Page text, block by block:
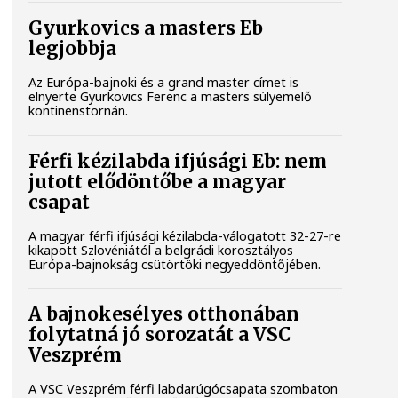
Gyurkovics a masters Eb
legjobbja
Az Európa-bajnoki és a grand master címet is
elnyerte Gyurkovics Ferenc a masters súlyemelő
kontinenstornán.
Férfi kézilabda ifjúsági Eb: nem
jutott elődöntőbe a magyar
csapat
A magyar férfi ifjúsági kézilabda-válogatott 32-27-re
kikapott Szlovéniától a belgrádi korosztályos
Európa-bajnokság csütörtöki negyeddöntőjében.
A bajnokesélyes otthonában
folytatná jó sorozatát a VSC
Veszprém
A VSC Veszprém férfi labdarúgócsapata szombaton